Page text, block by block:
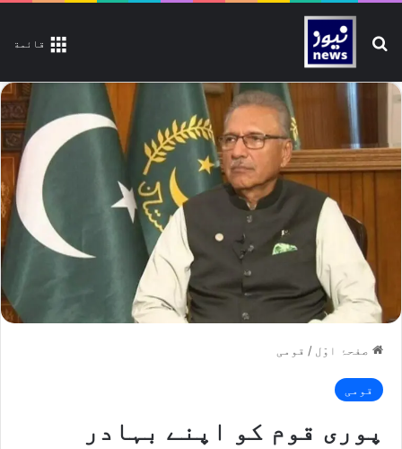
قائمة تلاش کیجیے
صفحۂ اوّل / قومی
قومی
پوری قوم کو اپنے بہادر